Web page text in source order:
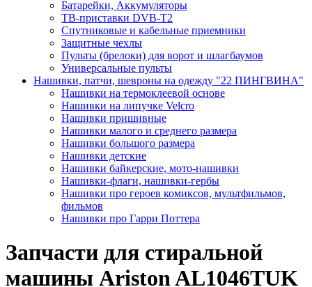
Батарейки, Аккумуляторы
ТВ-приставки DVB-T2
Спутниковые и кабельные приемники
Защитные чехлы
Пульты (брелоки) для ворот и шлагбаумов
Универсальные пульты
Нашивки, патчи, шевроны на одежду "22 ПИНГВИНА"
Нашивки на термоклеевой основе
Нашивки на липучке Velcro
Нашивки пришивные
Нашивки малого и среднего размера
Нашивки большого размера
Нашивки детские
Нашивки байкерские, мото-нашивки
Нашивки-флаги, нашивки-гербы
Нашивки про героев комиксов, мультфильмов,
фильмов
Нашивки про Гарри Поттера
Запчасти для стиральной
машины Ariston AL1046TUK